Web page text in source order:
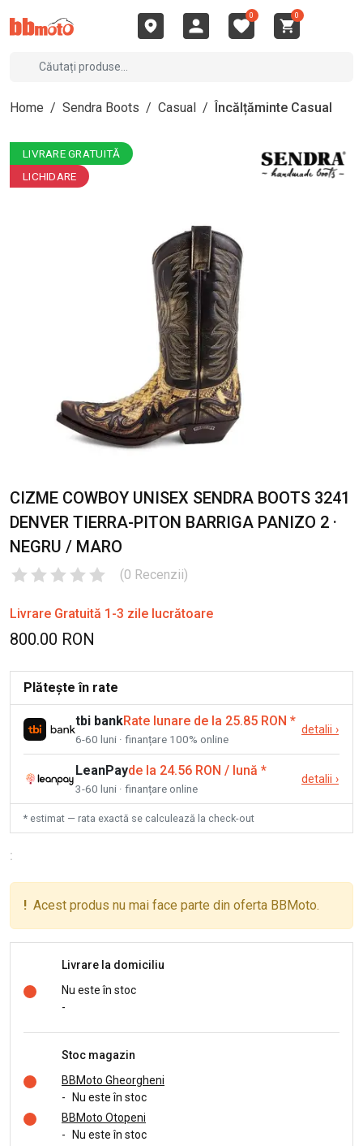
0 0
Home / Sendra Boots / Casual / Încălțăminte Casual
LIVRARE GRATUITĂ
LICHIDARE
CIZME COWBOY UNISEX SENDRA BOOTS 3241
DENVER TIERRA-PITON BARRIGA PANIZO 2 ·
NEGRU / MARO
(0 Recenzii)
Livrare Gratuită 1-3 zile lucrătoare
800.00 RON
Plătește în rate
tbi bankRate lunare de la 25.85 RON *
6-60 luni · finanțare 100% online
detalii ›
LeanPayde la 24.56 RON / lună *
3-60 luni · finanțare online
detalii ›
* estimat — rata exactă se calculează la check-out
:
! Acest produs nu mai face parte din oferta BBMoto.
Livrare la domiciliu
Nu este în stoc
-
Stoc magazin
BBMoto Gheorgheni
-
Nu este în stoc
BBMoto Otopeni
-
Nu este în stoc